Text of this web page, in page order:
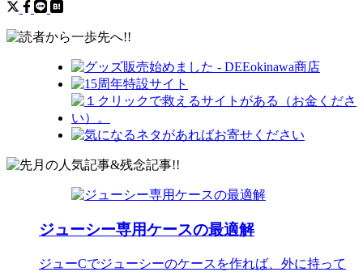
ジューシー専用ケースの最適解
ジューCでジューシーのケースを作れば、外に持って